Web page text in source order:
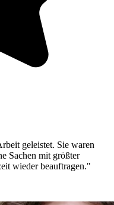
geleistet. Sie waren
Sachen mit größter
wieder beauftragen."